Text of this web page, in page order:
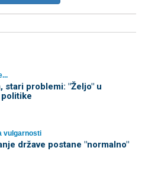
stari problemi: "Željo" u
politike
vulgarnosti
države postane "normalno"